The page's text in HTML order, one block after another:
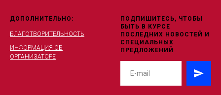
ДОПОЛНИТЕЛЬНО:
БЛАГОТВОРИТЕЛЬНОСТЬ
ИНФОРМАЦИЯ ОБ
ОРГАНИЗАТОРЕ
ПОДПИШИТЕСЬ, ЧТОБЫ
БЫТЬ В КУРСЕ
ПОСЛЕДНИХ НОВОСТЕЙ И
СПЕЦИАЛЬНЫХ
ПРЕДЛОЖЕНИЙ